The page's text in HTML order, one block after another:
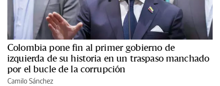
Colombia pone fin al primer gobierno de
izquierda de su historia en un traspaso manchado
por el bucle de la corrupción
Camilo Sánchez